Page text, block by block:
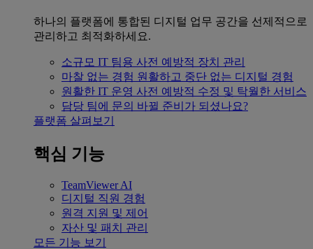
하나의 플랫폼에 통합된 디지털 업무 공간을 선제적으로
관리하고 최적화하세요.
소규모 IT 팀용 사전 예방적 장치 관리
마찰 없는 경험 원활하고 중단 없는 디지털 경험
원활한 IT 운영 사전 예방적 수정 및 탁월한 서비스
담당 팀에 문의 바뀔 준비가 되셨나요?
플랫폼 살펴보기
핵심 기능
TeamViewer AI
디지털 직원 경험
원격 지원 및 제어
자산 및 패치 관리
모든 기능 보기